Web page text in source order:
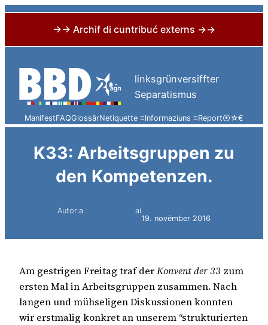
→→ Archif di cuntribuć externs →→
content
linksgrünversiffter
Separatismus
ManifestFAQGlossârNetiquette ≡Informaziuns ≡Report⦿☆€
K33: Arbeitsgruppen zu
den Kompetenzen.
Autor:a
ai
19. novëmber 2016
Am gestrigen Freitag traf derKonvent der 33 zum
ersten Mal in Arbeitsgruppen zusammen. Nach
langen und mühseligen Diskussionen konnten
wir erstmalig konkret an unserem “strukturierten